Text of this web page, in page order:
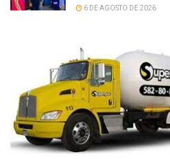
6 DE AGOSTO DE 2026